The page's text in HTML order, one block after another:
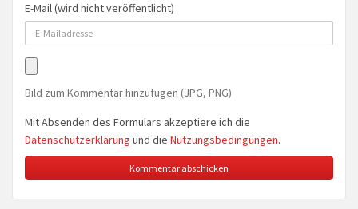
E-Mail (wird nicht veröffentlicht)
Bild zum Kommentar hinzufügen (JPG, PNG)
Mit Absenden des Formulars akzeptiere ich die
Datenschutzerklärung und die Nutzungsbedingungen.